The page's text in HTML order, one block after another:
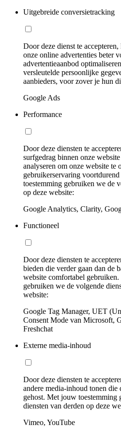
Uitgebreide conversietracking
Door deze dienst te
onze online advertenties beter
advertentieaanbod
versleutelde persoonlijke
aanbieders, voor zover je hun
Google Ads
Performance
Door deze diensten te
surfgedrag binnen onze
analyseren om onze website te
gebruikerservaring
toestemming gebruiken we de
op deze website:
Google Analytics, Clarity,
Functioneel
Door deze diensten te
bieden die verder gaan dan de
website comfortabel
gebruiken we de volgende
website:
Google Tag Manager, UET
Consent Mode van Microsoft,
Freshchat
Externe media-inhoud
Door deze diensten te
andere media-inhoud tonen
gehost. Met jouw toestemming
diensten van derden op deze
Vimeo, YouTube